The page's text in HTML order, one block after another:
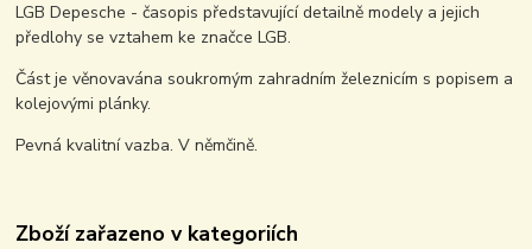
LGB Depesche - časopis představující detailně modely a jejich
předlohy se vztahem ke značce LGB.
Část je věnovavána soukromým zahradním železnicím s popisem a
kolejovými plánky.
Pevná kvalitní vazba. V němčině.
Zboží zařazeno v kategoriích